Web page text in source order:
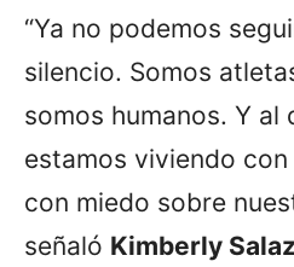
“Ya no podemos
silencio. Somos
somos humanos. Y al
estamos viviendo
con miedo sobre
señaló Kimberly